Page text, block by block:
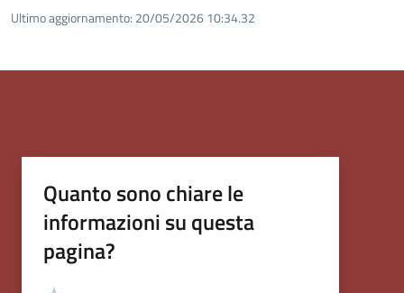
Ultimo aggiornamento: 20/05/2026 10:34.32
Quanto sono chiare le
informazioni su questa
pagina?